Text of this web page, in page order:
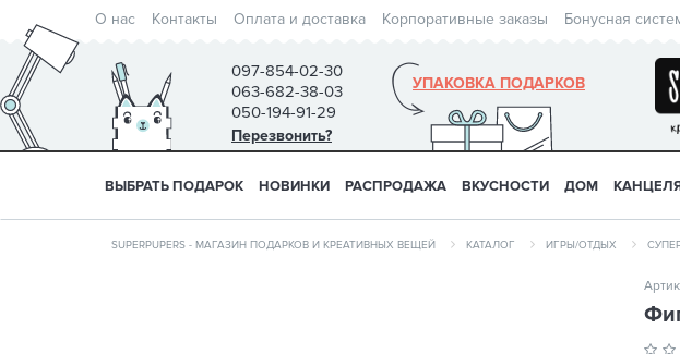
О нас Контакты Оплата и доставка Корпоративные заказы Бонусная
097-854-02-30
063-682-38-03
050-194-91-29
Перезвонить?
УПАКОВКА ПОДАРКОВ
ВЫБРАТЬ ПОДАРОК НОВИНКИ РАСПРОДАЖА ВКУСНОСТИ ДОМ
SUPERPUPERS - МАГАЗИН ПОДАРКОВ И КРЕАТИВНЫХ ВЕЩЕЙ КАТАЛОГ ИГРЫ/ОТДЫХ